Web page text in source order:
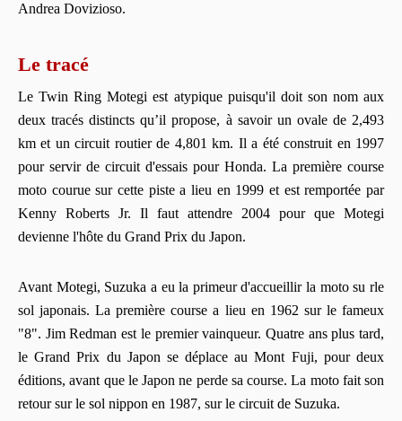
Andrea Dovizioso.
Le tracé
Le Twin Ring Motegi est atypique puisqu'il doit son nom aux
deux tracés distincts qu’il propose, à savoir un ovale de 2,493
km et un circuit routier de 4,801 km. Il a été construit en 1997
pour servir de circuit d'essais pour Honda. La première course
moto courue sur cette piste a lieu en 1999 et est remportée par
Kenny Roberts Jr. Il faut attendre 2004 pour que Motegi
devienne l'hôte du Grand Prix du Japon.
Avant Motegi, Suzuka a eu la primeur d'accueillir la moto su rle
sol japonais. La première course a lieu en 1962 sur le fameux
"8". Jim Redman est le premier vainqueur. Quatre ans plus tard,
le Grand Prix du Japon se déplace au Mont Fuji, pour deux
éditions, avant que le Japon ne perde sa course. La moto fait son
retour sur le sol nippon en 1987, sur le circuit de Suzuka.